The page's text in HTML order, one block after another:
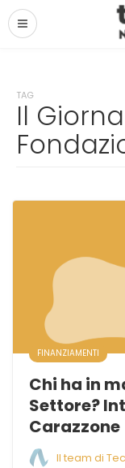
TAG
Il
FINANZIAMENTI
Chi ha in
Settore?
Carazzone
Il team di